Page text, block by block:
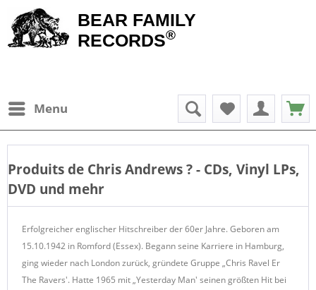
BEAR FAMILY
RECORDS®
Menu
Produits de Chris Andrews? - CDs, Vinyl LPs,
DVD und mehr
Erfolgreicher englischer Hitschreiber der 60er Jahre. Geboren am
15.10.1942 in Romford (Essex). Begann seine Karriere in Hamburg,
ging wieder nach London zurück, gründete Gruppe „Chris Ravel Er
The Ravers'. Hatte 1965 mit „Yesterday Man' seinen größten Hit bei